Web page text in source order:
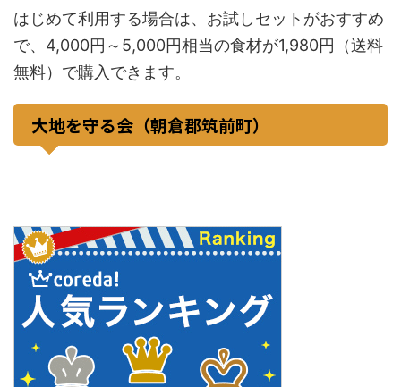
はじめて利用する場合は、お試しセットがおすすめ
で、4,000円～5,000円相当の食材が1,980円（送料
無料）で購入できます。
大地を守る会（朝倉郡筑前町）